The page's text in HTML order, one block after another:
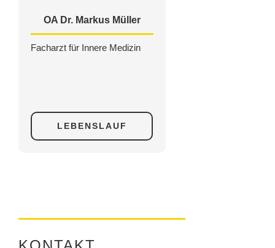
OA Dr. Markus Müller
Facharzt für Innere Medizin
LEBENSLAUF